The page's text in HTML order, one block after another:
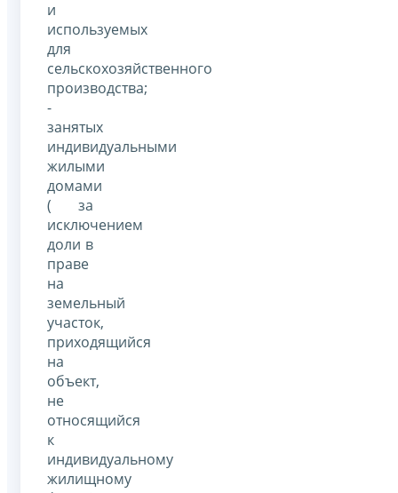
и
используемых
для
сельскохозяйственного
производства;
-
занятых
индивидуальными
жилыми
домами
( за
исключением
доли в
праве
на
земельный
участок,
приходящийся
на
объект,
не
относящийся
к
индивидуальному
жилищному